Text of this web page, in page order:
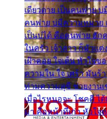
เดียวดาย เป็นคนพ่าย บ่
คนพ่าย บ่มีความหมาย เ
เป็นบ่ได้ คือคนพ่าย ฮัก
ในครัว เจ้าสาว ก็มัวแต่
เฝ้าคอย ใจเต้น หัวใจข
ความใน ใจ เศร้า มันร้
ท่ามความสุขี ช่วยงานเ
เมื่อไรหนอจะ โชคดี ไ
มา คือหน้าที่เก่า หัวใจ